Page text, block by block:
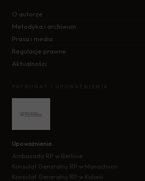
O autorze
Metodyka i archiwum
Prasa i media
Regulacje prawne
Aktualności
PATRONAT I UPOWAŻNIENIA
Upoważnienia
Ambasada RP w Berlinie
Konsulat Generalny RP w Monachium
Konsulat Generalny RP w Kolonii